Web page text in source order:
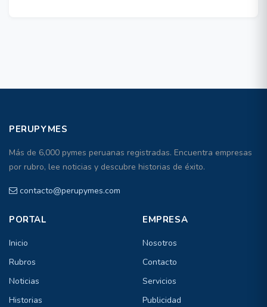
PERUPYMES
Más de 6,000 pymes peruanas registradas. Encuentra empresas
por rubro, lee noticias y descubre historias de éxito.
contacto@perupymes.com
PORTAL
Inicio
Rubros
Noticias
Historias
EMPRESA
Nosotros
Contacto
Servicios
Publicidad